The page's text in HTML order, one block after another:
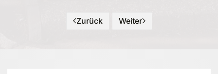
Zurück Weiter